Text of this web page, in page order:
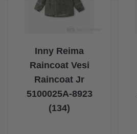
Inny Reima
Raincoat Vesi
Raincoat Jr
5100025A-8923
(134)